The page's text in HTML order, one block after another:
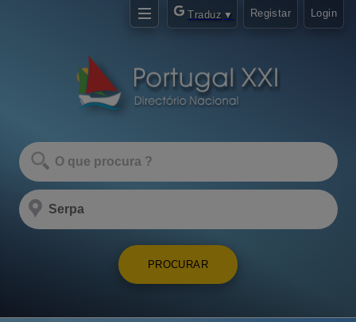
Traduz ▼ Registar Login
PROCURAR